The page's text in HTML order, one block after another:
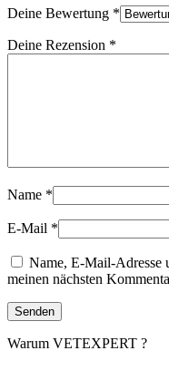
Deine Bewertung *
Deine Rezension *
Name *
E-Mail *
Name, E-Mail-Adresse
meinen nächsten
Warum VETEXPERT ?